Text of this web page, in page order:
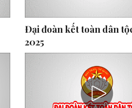
Đại đoàn kết toàn dân
2025